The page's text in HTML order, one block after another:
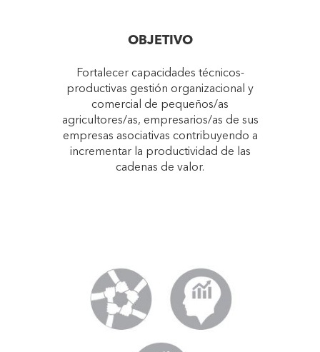
OBJETIVO
Fortalecer capacidades técnicos-
productivas gestión organizacional y
comercial de pequeños/as
agricultores/as, empresarios/as de sus
empresas asociativas contribuyendo a
incrementar la productividad de las
cadenas de valor.